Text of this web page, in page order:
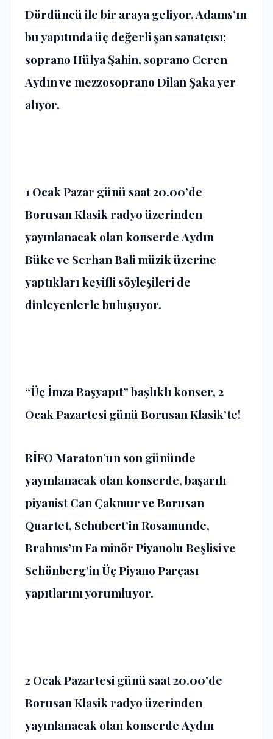
Dördüncü ile bir araya geliyor. Adams’ın
bu yapıtında üç değerli şan sanatçısı;
soprano Hülya Şahin, soprano Ceren
Aydın ve mezzosoprano Dilan Şaka yer
alıyor.
1 Ocak Pazar günü saat 20.00’de
Borusan Klasik radyo üzerinden
yayınlanacak olan konserde Aydın
Bükeve Serhan Bali müzik üzerine
yaptıkları keyifli söyleşileri de
dinleyenlerle buluşuyor.
“Üç İmza Başyapıt” başlıklı konser, 2
Ocak Pazartesi günü Borusan Klasik’te!
BİFO Maraton’un son gününde
yayınlanacak olan konserde, başarılı
piyanist Can Çakmur ve Borusan
Quartet, Schubert’in Rosamunde,
Brahms’ın Fa minör Piyanolu Beşlisi ve
Schönberg’in Üç Piyano Parçası
yapıtlarını yorumluyor.
2 Ocak Pazartesi günü saat 20.00’de
Borusan Klasik radyo üzerinden
yayınlanacak olan konserdeAydın